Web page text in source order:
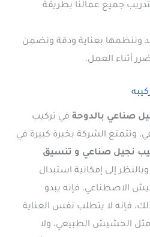
جميع عمالنا بطريقة
وننظمها بعناية ودقة ونضمن
أثناء العمل.
صناعي بالدوحة في تركيب
وتتمتع الشركة بخبرة كبيرة في
نجيل صناعي و تنسيق
إلى إمكانية استبدال
الاصطناعي، فإنه يبدو
98%. ومع ذلك، فإنه لا يتطلب نفس العناية
مثل الحشيش الطبيعي، ولا